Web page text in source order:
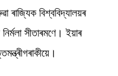
বিশ্ববিদ্যালয়ৰ
সীতাৰমণে। ইয়াৰ